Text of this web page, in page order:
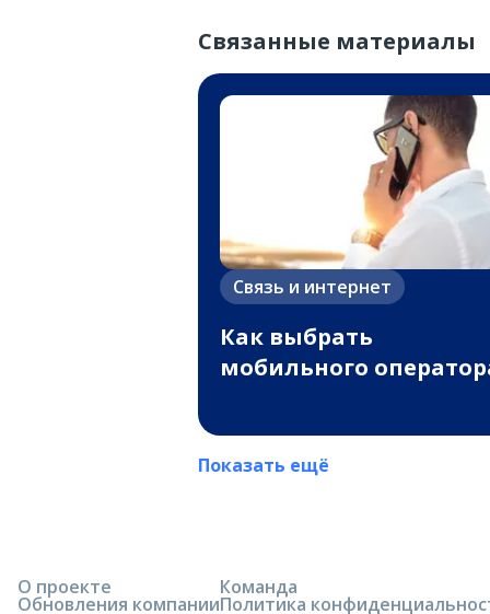
Связанные материалы
Связь и интернет
Как выбрать
мобильного
Показать ещё
О проекте
Обновления компании
Команда
Политика